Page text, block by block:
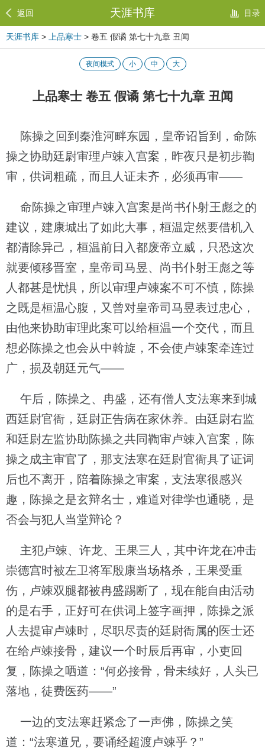
返回 天涯书库 目录
天涯书库 > 上品寒士 > 卷五 假谲 第七十九章 丑闻
夜间模式 小 中 大
上品寒士 卷五 假谲 第七十九章 丑闻
陈操之回到秦淮河畔东园，皇帝诏旨到，命陈
操之协助廷尉审理卢竦入宫案，昨夜只是初步鞫
审，供词粗疏，而且人证未齐，必须再审——
命陈操之审理卢竦入宫案是尚书仆射王彪之的
建议，建康城出了如此大事，桓温定然要借机入
都清除异己，桓温前日入都废帝立威，只恐这次
就要倾移晋室，皇帝司马昱、尚书仆射王彪之等
人都甚是忧惧，所以审理卢竦案不可不慎，陈操
之既是桓温心腹，又曾对皇帝司马昱表过忠心，
由他来协助审理此案可以给桓温一个交代，而且
想必陈操之也会从中斡旋，不会使卢竦案牵连过
广，损及朝廷元气——
午后，陈操之、冉盛，还有僧人支法寒来到城
西廷尉官衙，廷尉正告病在家休养。由廷尉右监
和廷尉左监协助陈操之共同鞫审卢竦入宫案，陈
操之成主审官了，那支法寒在廷尉官衙具了证词
后也不离开，陪着陈操之审案，支法寒很感兴
趣，陈操之是玄辩名士，难道对律学也通晓，是
否会与犯人当堂辩论？
主犯卢竦、许龙、王果三人，其中许龙在冲击
崇德宫时被左卫将军殷康当场格杀，王果受重
伤，卢竦双腿都被冉盛踢断了，现在能自由活动
的是右手，正好可在供词上签字画押，陈操之派
人去提审卢竦时，尽职尽责的廷尉衙属的医士还
在给卢竦接骨，建议一个时辰后再审，小吏回
复，陈操之哂道：“何必接骨，骨未续好，人头已
落地，徒费医药——”
一边的支法寒赶紧念了一声佛，陈操之笑
道：“法寒道兄，要诵经超渡卢竦乎？”